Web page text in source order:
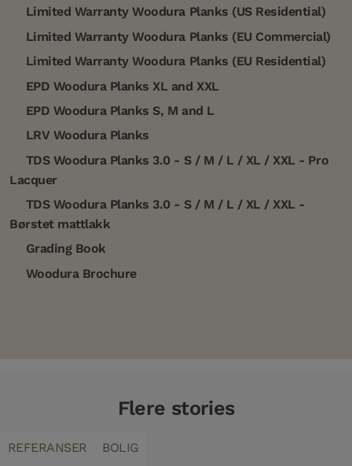
Limited Warranty Woodura Planks (US Residential)
Limited Warranty Woodura Planks (EU Commercial)
Limited Warranty Woodura Planks (EU Residential)
EPD Woodura Planks XL and XXL
EPD Woodura Planks S, M and L
LRV Woodura Planks
TDS Woodura Planks 3.0 - S / M / L / XL / XXL - Pro
Lacquer
TDS Woodura Planks 3.0 - S / M / L / XL / XXL -
Børstet mattlakk
Grading Book
Woodura Brochure
Flere stories
DESIGNTRENDER
REFERANSER BOLIG